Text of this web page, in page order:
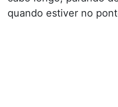
quando estiver no